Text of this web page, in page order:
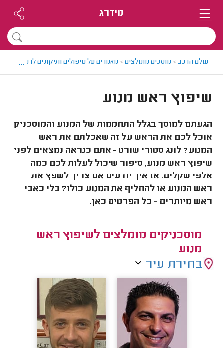
מידרג
עולם הרכב> מוסכים מומלצים> מאמרים על טיפולים ותיקונים לרכבים
...
שיפוץ ראש מנוע
הגעתם למוסך בגלל התחממות של המנוע והמוסכניק
אוכל לכם את הראש על זה שאכלתם את ראש
המנוע? לונג סטורי שורט - אתם כנראה נמצאים לפני
שיפוץ ראש מנוע, סיפור שיכול לעלות לכם כמה
אלפי שקלים. אז איך יודעים אם צריך לשפץ את
ראש המנוע או להחליף את המנוע כולו? בלי כאבי
ראש מיותרים - כל הפרטים כאן.
מוסכניקים מומלצים לשיפוץ ראש
מנוע
בחירת עיר